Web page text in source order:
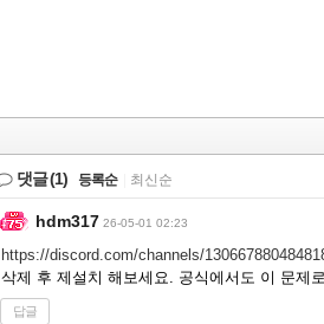
댓글(1) 등록순 최신순
hdm317 26-05-01 02:23
https://discord.com/channels/
삭제 후 제설치 해보세요. 공식에서도 이 문제
답글